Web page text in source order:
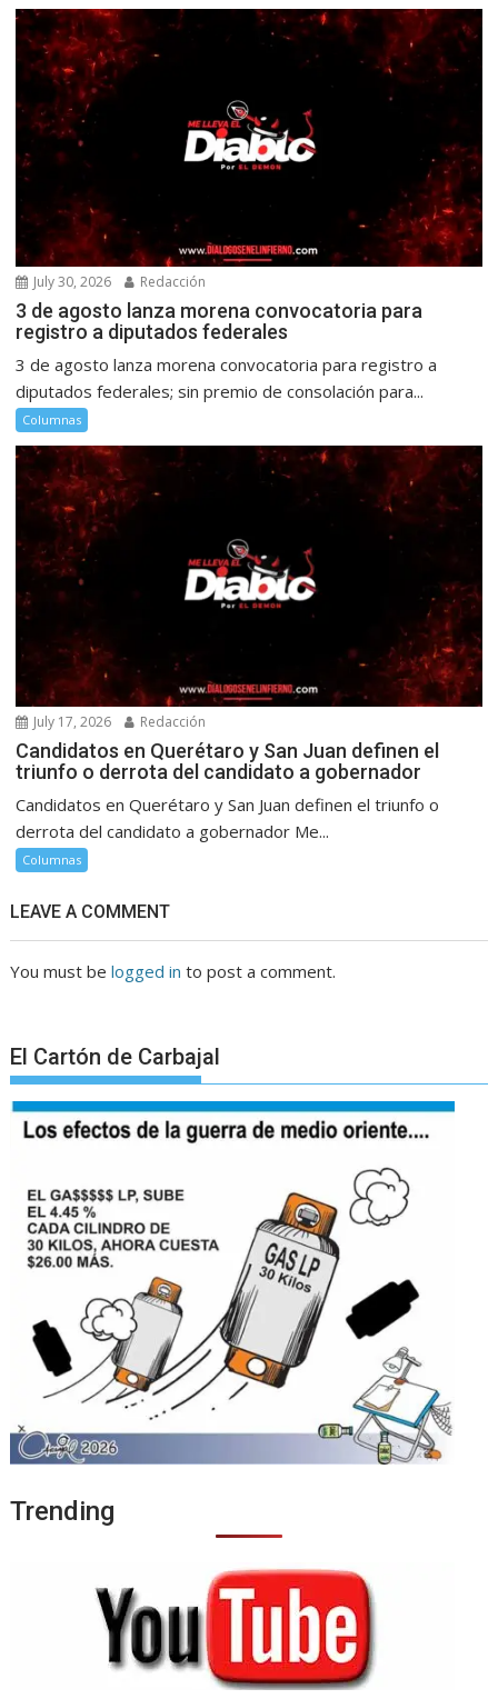
July 30, 2026 Redacción
3 de agosto lanza morena convocatoria para
registro a diputados federales
3 de agosto lanza morena convocatoria para registro a
diputados federales; sin premio de consolación para...
Columnas
July 17, 2026 Redacción
Candidatos en Querétaro y San Juan definen el
triunfo o derrota del candidato a gobernador
Candidatos en Querétaro y San Juan definen el triunfo o
derrota del candidato a gobernador Me...
Columnas
LEAVE A COMMENT
You must belogged in to post a comment.
El Cartón de Carbajal
Trending